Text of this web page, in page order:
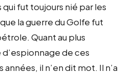
fut toujours nié par les
la guerre du Golfe fut
Quant au plus
de ces
il n’en dit mot. Il n’a